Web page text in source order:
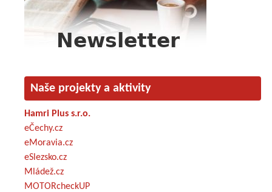
Naše projekty a aktivity
Hamri Plus s.r.o.
eČechy.cz
eMoravia.cz
eSlezsko.cz
Mládež.cz
MOTORcheckUP